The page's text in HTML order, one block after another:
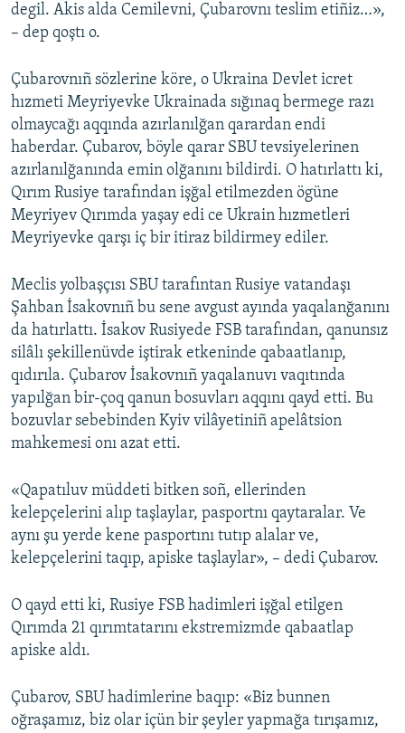
degil. Akis alda Cemilevni, Çubarovnı teslim etiñiz…»,
– dep qoştı o.
Çubarovnıñ sözlerine köre, o Ukraina Devlet icret
hızmeti Meyriyevke Ukrainada sığınaq bermege razı
olmaycağı aqqında azırlanılğan qarardan endi
haberdar. Çubarov, böyle qarar SBU tevsiyelerinen
azırlanılğanında emin olğanını bildirdi. O hatırlattı ki,
Qırım Rusiye tarafından işğal etilmezden ögüne
Meyriyev Qırımda yaşay edi ce Ukrain hızmetleri
Meyriyevke qarşı iç bir itiraz bildirmey ediler.
Meclis yolbaşçısı SBU tarafıntan Rusiye vatandaşı
Şahban İsakovnıñ bu sene avgust ayında yaqalanğanını
da hatırlattı. İsakov Rusiyede FSB tarafından, qanunsız
silâlı şekillenüvde iştirak etkeninde qabaatlanıp,
qıdırıla. Çubarov İsakovnıñ yaqalanuvı vaqıtında
yapılğan bir-çoq qanun bosuvları aqqını qayd etti. Bu
bozuvlar sebebinden Kyiv vilâyetiniñ apelâtsion
mahkemesi onı azat etti.
«Qapatıluv müddeti bitken soñ, ellerinden
kelepçelerini alıp taşlaylar, pasportnı qaytaralar. Ve
aynı şu yerde kene pasportını tutıp alalar ve,
kelepçelerini taqıp, apiske taşlaylar», – dedi Çubarov.
O qayd etti ki, Rusiye FSB hadimleri işğal etilgen
Qırımda 21 qırımtatarını ekstremizmde qabaatlap
apiske aldı.
Çubarov, SBU hadimlerine baqıp: «Biz bunnen
oğraşamız, biz olar içün bir şeyler yapmağa tırışamız,